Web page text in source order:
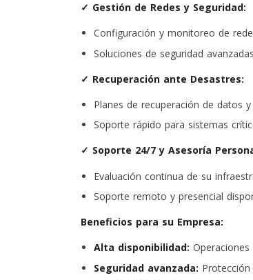
✓ Gestión de Redes y Seguridad:
Configuración y monitoreo de
Soluciones de seguridad
✓ Recuperación ante Desastres:
Planes de recuperación de datos
Soporte rápido para sistemas
✓ Soporte 24/7 y Asesoría
Evaluación continua de su
Soporte remoto y presencial
Beneficios para su Empresa:
Alta disponibilidad:
Seguridad avanzada: